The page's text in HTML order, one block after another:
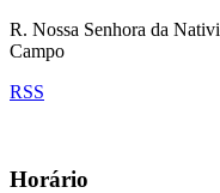
R. Nossa Senhora da
Campo
RSS
Horário